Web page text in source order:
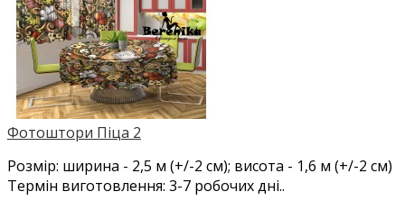
Фотоштори Піца 2
Розмір: ширина - 2,5 м (+/-2 см); висота - 1,6 м (+/-2 см)
Термін виготовлення: 3-7 робочих дні..